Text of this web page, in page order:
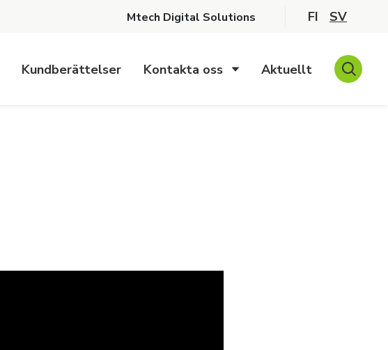
Mtech Digital Solutions FI SV
Kundberättelser Kontakta oss Aktuellt